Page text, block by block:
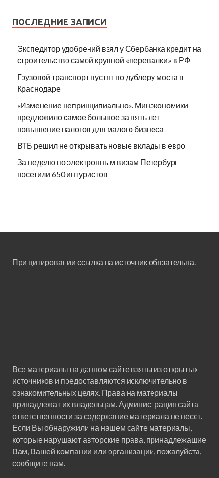
ПОСЛЕДНИЕ ЗАПИСИ
Экспедитор удобрений взял у Сбербанка кредит на
строительство самой крупной «перевалки» в РФ
Грузовой транспорт пустят по дублеру моста в
Краснодаре
«Изменение непринципиально». Минэкономики
предложило самое большое за пять лет
повышение налогов для малого бизнеса
ВТБ решил не открывать новые вклады в евро
За неделю по электронным визам Петербург
посетили 650 интуристов
При цитировании ссылка на источник обязательна.
Все материалы на данном сайте взяты из открытых
источников и предоставляются исключительно в
ознакомительных целях. Права на материалы
принадлежат их владельцам. Администрация сайта
ответственности за содержание материала не несет.
Если Вы обнаружили на нашем сайте материалы,
которые нарушают авторские права, принадлежащие
Вам, Вашей компании или организации, пожалуйста,
сообщите нам.